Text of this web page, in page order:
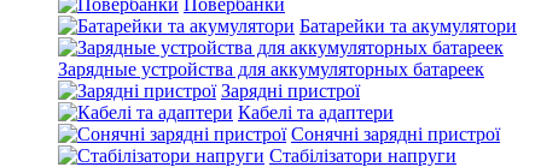
Повербанки
Батарейки та акумулятори
Зарядные устройства для аккумуляторных батареек
Зарядні пристрої
Кабелі та адаптери
Сонячні зарядні пристрої
Стабілізатори напруги